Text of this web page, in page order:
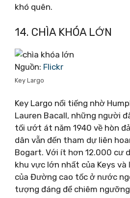
khó quên.
14. CHÌA KHÓA LỚN
Nguồn: Flickr
Key Largo
Key Largo nổi tiếng nhờ
Lauren Bacall, những người
tối ướt át năm 1940 về hòn
dân vẫn đến tham dự liên
Bogart. Với ít hơn 12.000 cư
khu vực lớn nhất của Keys và
của Đường cao tốc ở nước
tượng đáng để chiêm